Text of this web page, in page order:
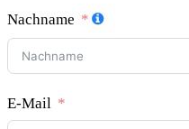
Nachname
E-Mail